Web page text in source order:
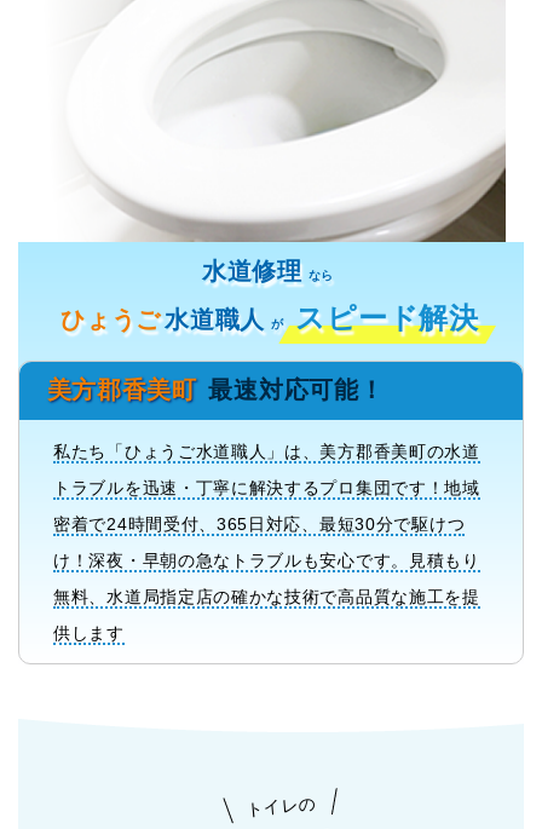
水道修理 なら
ひょうご水道職人 が スピード解決
美方郡香美町 最速対応可能！
私たち「ひょうご水道職人」は、美方郡香美町の水道
トラブルを迅速・丁寧に解決するプロ集団です！地域
密着で24時間受付、365日対応、最短30分で駆けつ
け！深夜・早朝の急なトラブルも安心です。見積もり
無料、水道局指定店の確かな技術で高品質な施工を提
供します
トイレの